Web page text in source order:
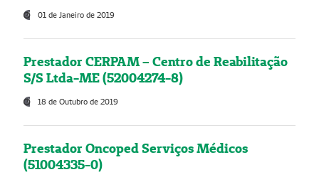
01 de Janeiro de 2019
Prestador CERPAM – Centro de Reabilitação
S/S Ltda-ME (52004274-8)
18 de Outubro de 2019
Prestador Oncoped Serviços Médicos
(51004335-0)